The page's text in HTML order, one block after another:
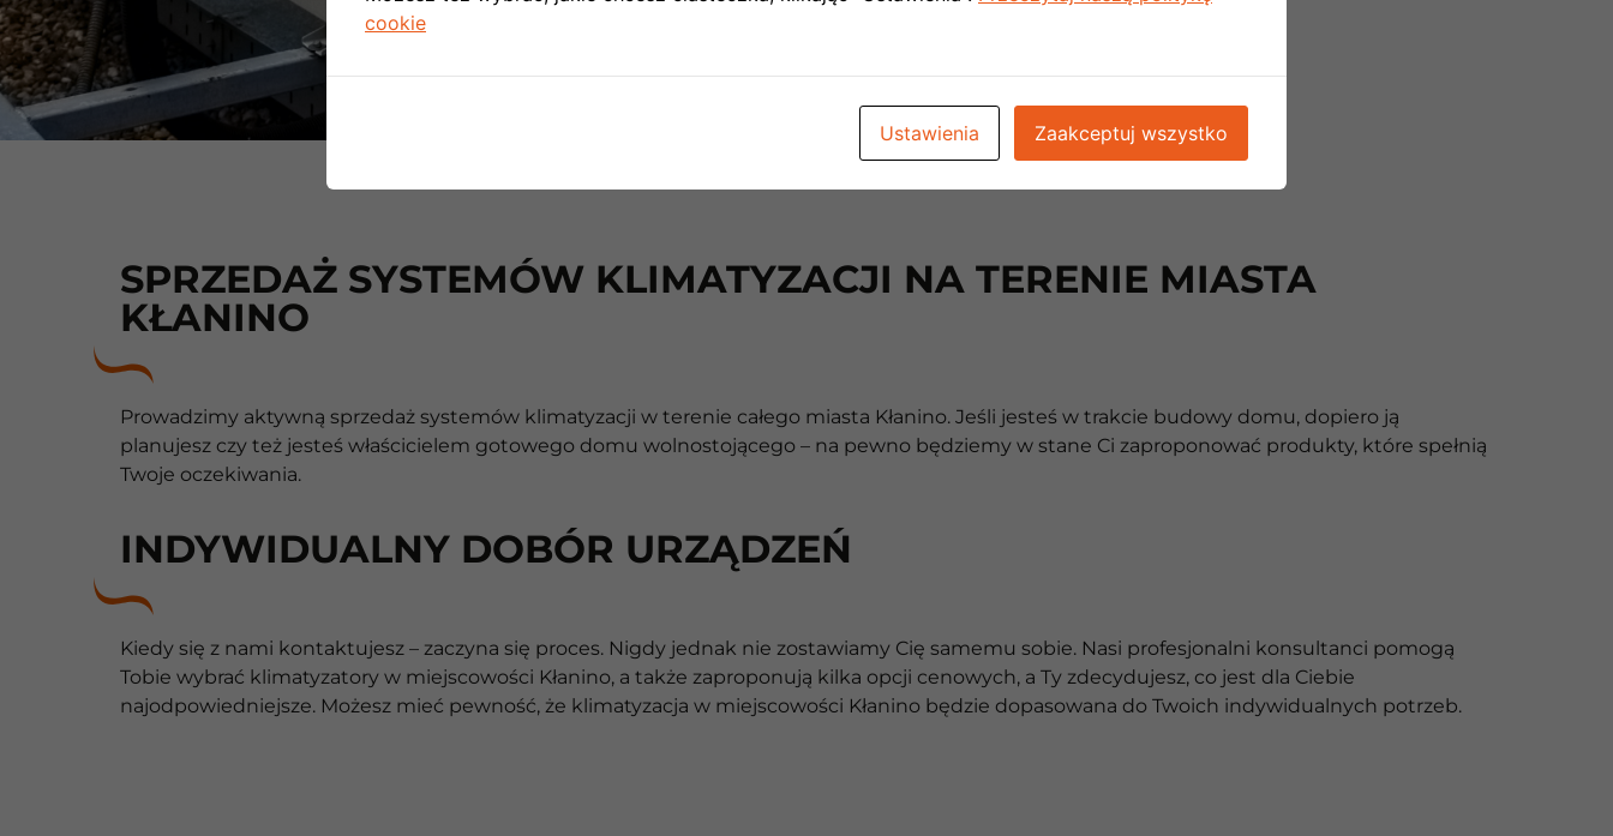
SPRZEDAŻ SYSTEMÓW KLIMATYZACJI NA TERENIE MIASTA
KŁANINO
Prowadzimy aktywną sprzedaż systemów klimatyzacji w terenie całego miasta Kłanino. Jeśli jesteś w trakcie budowy domu, dopiero ją
planujesz czy też jesteś właścicielem gotowego domu wolnostojącego – na pewno będziemy w stane Ci zaproponować produkty, które spełnią
Twoje oczekiwania.
INDYWIDUALNY DOBÓR URZĄDZEŃ
Kiedy się z nami kontaktujesz – zaczyna się proces. Nigdy jednak nie zostawiamy Cię samemu sobie. Nasi profesjonalni konsultanci pomogą
Tobie wybrać klimatyzatory w miejscowości Kłanino, a także zaproponują kilka opcji cenowych, a Ty zdecydujesz, co jest dla Ciebie
najodpowiedniejsze. Możesz mieć pewność, że klimatyzacja w miejscowości Kłanino będzie dopasowana do Twoich indywidualnych potrzeb.
cookie
Ustawienia Zaakceptuj wszystko